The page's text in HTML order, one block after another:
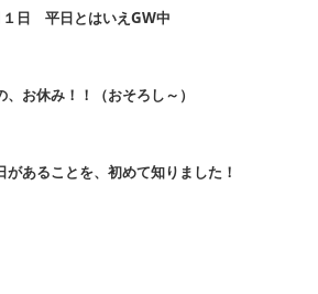
１日 平日とはいえGW中
、お休み！！（おそろし～）
があることを、初めて知りました！